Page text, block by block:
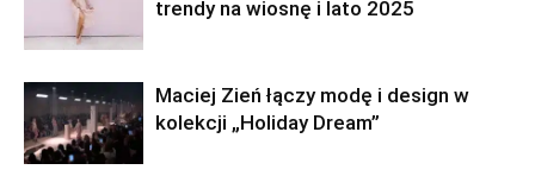
trendy na wiosnę i lato 2025
Maciej Zień łączy modę i design w
kolekcji „Holiday Dream”